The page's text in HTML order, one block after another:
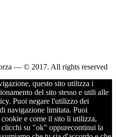
— © 2017. All rights reserved
questo sito utilizza i
del sito stesso e utili alle
Puoi negare l'utilizzo dei
navigazione limitata. Puoi
e come il sito li utilizza,
su "ok" oppurecontinui la